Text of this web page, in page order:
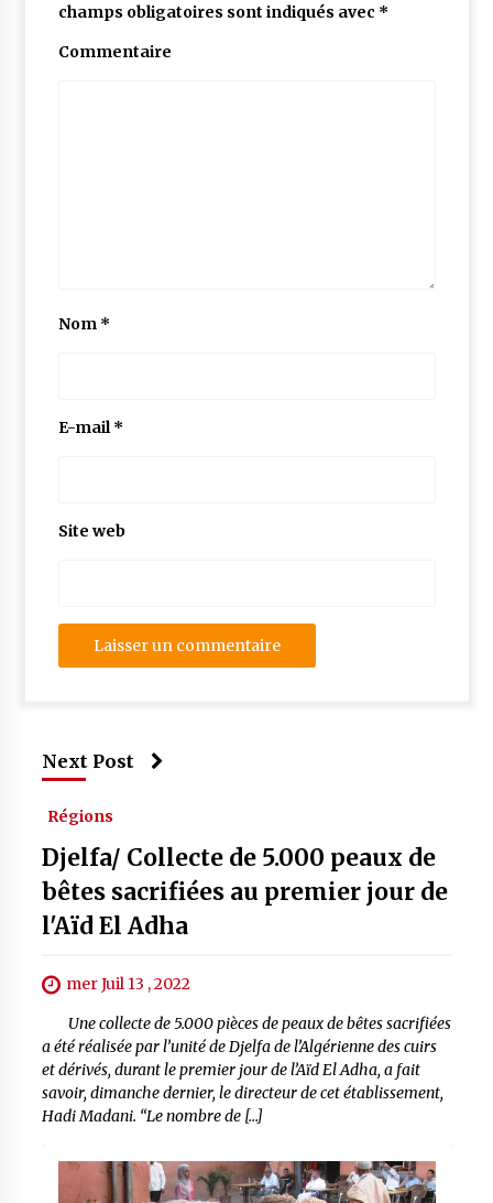
champs obligatoires sont indiqués avec *
Commentaire
Nom *
E-mail*
Site web
Next Post
Régions
Djelfa/ Collecte de 5.000 peaux de
bêtes sacrifiées au premier jour de
l'Aïd El Adha
mer Juil 13 , 2022
Une collecte de 5.000 pièces de peaux de bêtes sacrifiées
a été réalisée par l’unité de Djelfa de l’Algérienne des cuirs
et dérivés, durant le premier jour de l’Aïd El Adha, a fait
savoir, dimanche dernier, le directeur de cet établissement,
Hadi Madani. “Le nombre de […]